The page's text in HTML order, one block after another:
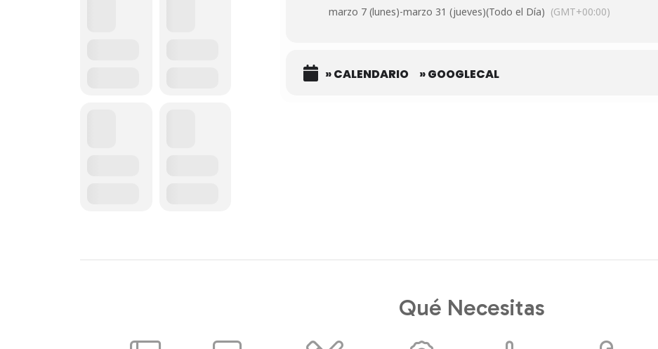
marzo 7 (lunes)-marzo 31 (jueves)(Todo el Día) (GMT+00:00)
» CALENDARIO » GOOGLECAL
Qué Necesitas